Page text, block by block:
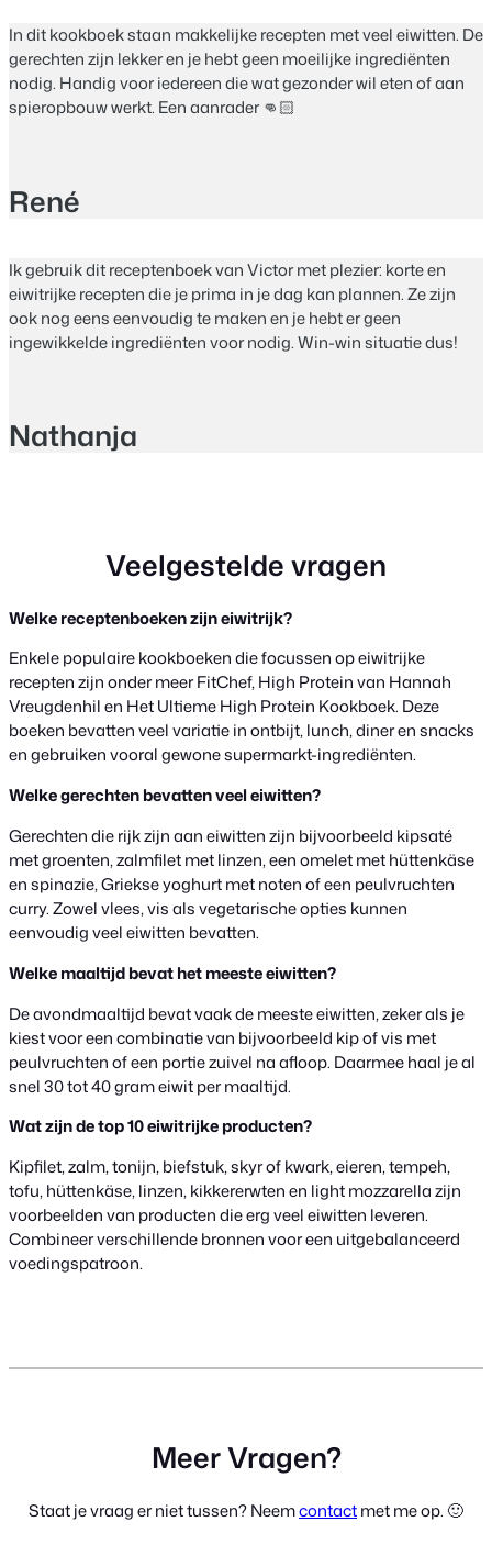
In dit kookboek staan makkelijke recepten met veel eiwitten. De
gerechten zijn lekker en je hebt geen moeilijke ingrediënten
nodig. Handig voor iedereen die wat gezonder wil eten of aan
spieropbouw werkt. Een aanrader 👊🏻
René
Ik gebruik dit receptenboek van Victor met plezier: korte en
eiwitrijke recepten die je prima in je dag kan plannen. Ze zijn
ook nog eens eenvoudig te maken en je hebt er geen
ingewikkelde ingrediënten voor nodig. Win-win situatie dus!
Nathanja
Veelgestelde vragen
Welke receptenboeken zijn eiwitrijk?
Enkele populaire kookboeken die focussen op eiwitrijke
recepten zijn onder meer FitChef, High Protein van Hannah
Vreugdenhil en Het Ultieme High Protein Kookboek. Deze
boeken bevatten veel variatie in ontbijt, lunch, diner en snacks
en gebruiken vooral gewone supermarkt-ingrediënten.
Welke gerechten bevatten veel eiwitten?
Gerechten die rijk zijn aan eiwitten zijn bijvoorbeeld kipsaté
met groenten, zalmfilet met linzen, een omelet met hüttenkäse
en spinazie, Griekse yoghurt met noten of een peulvruchten
curry. Zowel vlees, vis als vegetarische opties kunnen
eenvoudig veel eiwitten bevatten.
Welke maaltijd bevat het meeste eiwitten?
De avondmaaltijd bevat vaak de meeste eiwitten, zeker als je
kiest voor een combinatie van bijvoorbeeld kip of vis met
peulvruchten of een portie zuivel na afloop. Daarmee haal je al
snel 30 tot 40 gram eiwit per maaltijd.
Wat zijn de top 10 eiwitrijke producten?
Kipfilet, zalm, tonijn, biefstuk, skyr of kwark, eieren, tempeh,
tofu, hüttenkäse, linzen, kikkererwten en light mozzarella zijn
voorbeelden van producten die erg veel eiwitten leveren.
Combineer verschillende bronnen voor een uitgebalanceerd
voedingspatroon.
Meer Vragen?
Staat je vraag er niet tussen? Neemcontactmet me op. 🙂